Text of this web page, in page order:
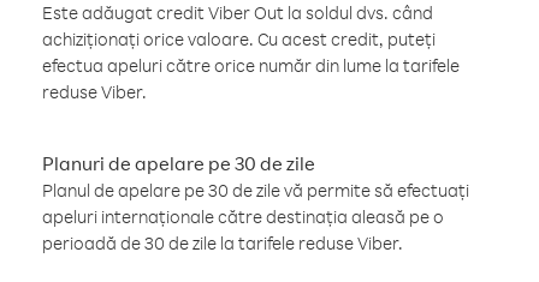
Este adăugat credit Viber Out la soldul dvs. când
achiziționați orice valoare. Cu acest credit, puteți
efectua apeluri către orice număr din lume la tarifele
reduse Viber.
Planuri de apelare pe 30 de zile
Planul de apelare pe 30 de zile vă permite să efectuați
apeluri internaționale către destinația aleasă pe o
perioadă de 30 de zile la tarifele reduse Viber.